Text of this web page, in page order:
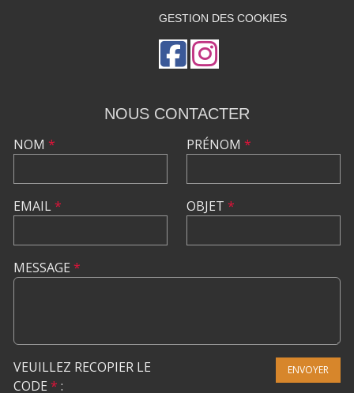
GESTION DES COOKIES
NOUS CONTACTER
NOM *
EMAIL*
PRÉNOM *
OBJET *
MESSAGE *
VEUILLEZ RECOPIER LE
CODE * :
ENVOYER